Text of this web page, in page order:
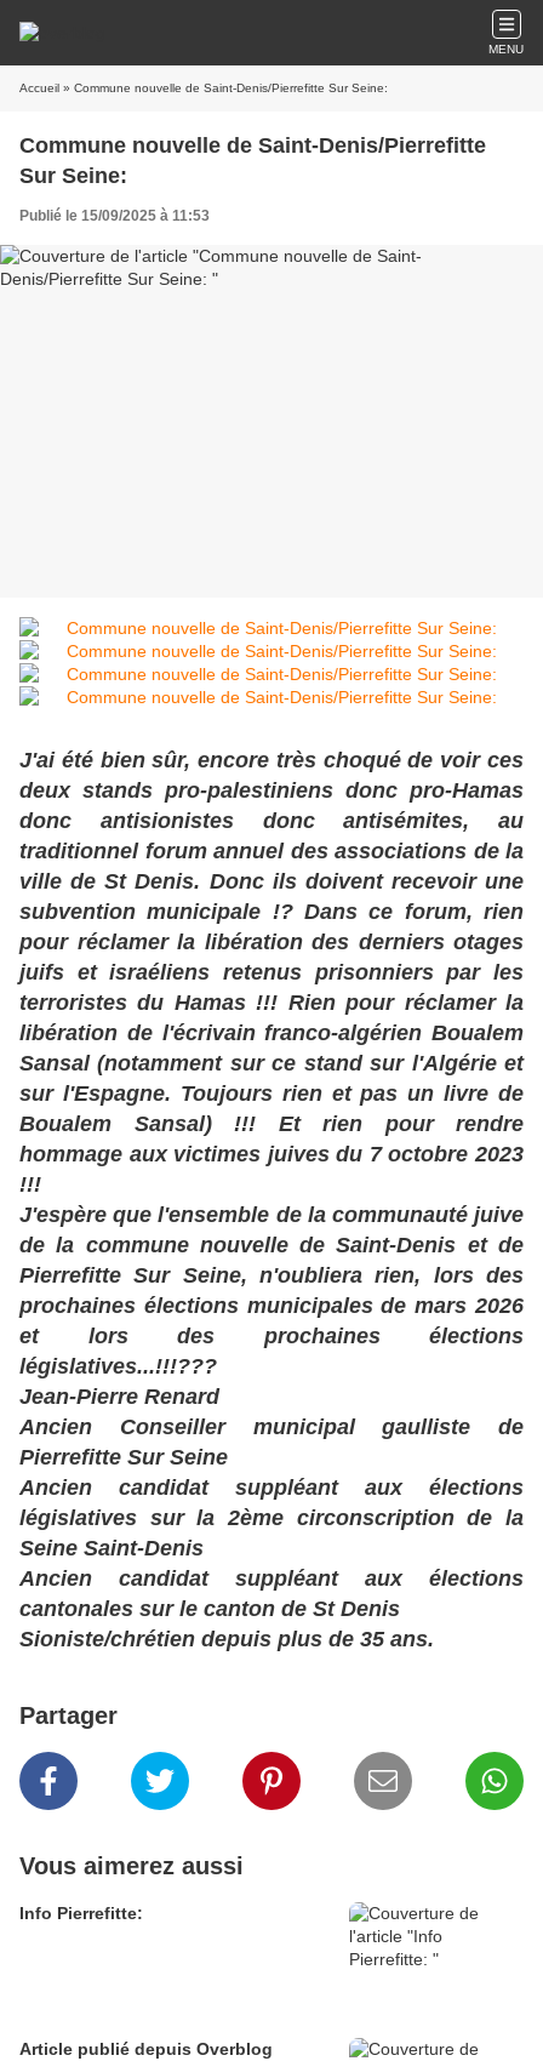
MENU
Accueil » Commune nouvelle de Saint-Denis/Pierrefitte Sur Seine:
Commune nouvelle de Saint-Denis/Pierrefitte
Sur Seine:
Publié le 15/09/2025 à 11:53
J'ai été bien sûr, encore très choqué de voir ces
deux stands pro-palestiniens donc pro-Hamas
donc antisionistes donc antisémites, au
traditionnel forum annuel des associations de la
ville de St Denis. Donc ils doivent recevoir une
subvention municipale !? Dans ce forum, rien
pour réclamer la libération des derniers otages
juifs et israéliens retenus prisonniers par les
terroristes du Hamas !!! Rien pour réclamer la
libération de l'écrivain franco-algérien Boualem
Sansal (notamment sur ce stand sur l'Algérie et
sur l'Espagne. Toujours rien et pas un livre de
Boualem Sansal) !!! Et rien pour rendre
hommage aux victimes juives du 7 octobre 2023
!!!
J'espère que l'ensemble de la communauté juive
de la commune nouvelle de Saint-Denis et de
Pierrefitte Sur Seine, n'oubliera rien, lors des
prochaines élections municipales de mars 2026
et lors des prochaines élections
législatives...!!!???
Jean-Pierre Renard
Ancien Conseiller municipal gaulliste de
Pierrefitte Sur Seine
Ancien candidat suppléant aux élections
législatives sur la 2ème circonscription de la
Seine Saint-Denis
Ancien candidat suppléant aux élections
cantonales sur le canton de St Denis
Sioniste/chrétien depuis plus de 35 ans.
Partager
Vous aimerez aussi
Info Pierrefitte:
Article publié depuis Overblog